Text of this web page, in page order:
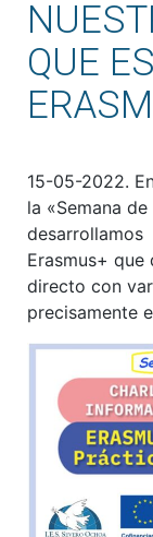
QUE
15-05-2022.
la «Semana
Erasmus+ que
directo con
precisamente